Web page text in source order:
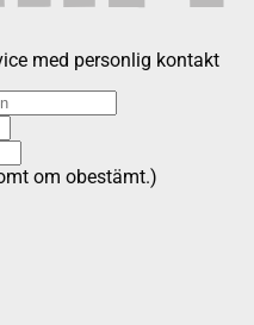
med personlig kontakt
om obestämt.)